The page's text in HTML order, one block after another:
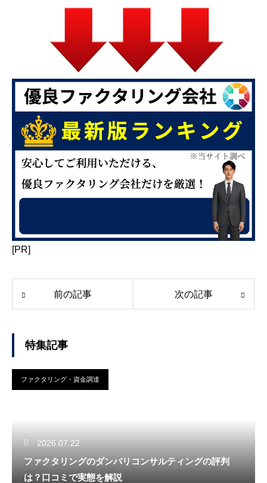
[PR]
前の記事 次の記事
特集記事
ファクタリング・資金調達
2026.07.22
ファクタリングのダンバリコンサルティングの評判
は？口コミで実態を解説